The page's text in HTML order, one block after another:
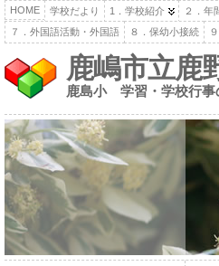
HOME 学校だより 1．学校紹介 ２．年
７．外国語活動・外国語
８．保幼小接続
鹿嶋市立鹿
鹿島小 学習・学校行事